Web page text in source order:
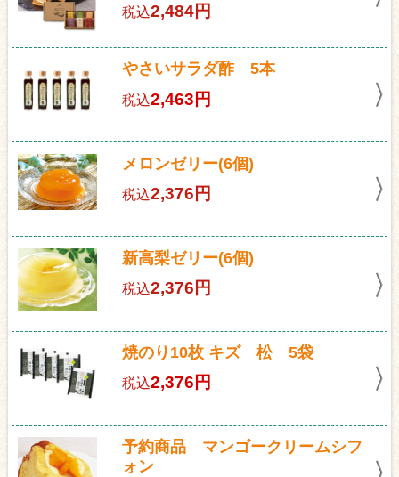
税込2,484円
やさいサラダ酢 5本
税込2,463円
メロンゼリー(6個)
税込2,376円
新高梨ゼリー(6個)
税込2,376円
焼のり10枚 キズ 松 5袋
税込2,376円
予約商品 マンゴークリームシフ
ォン